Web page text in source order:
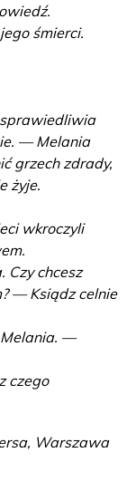
śmierci.
— Melania
grzech zdrady,
żyje.
wkroczyli
Czy chcesz
— Ksiądz celnie
—
czego
Warszawa